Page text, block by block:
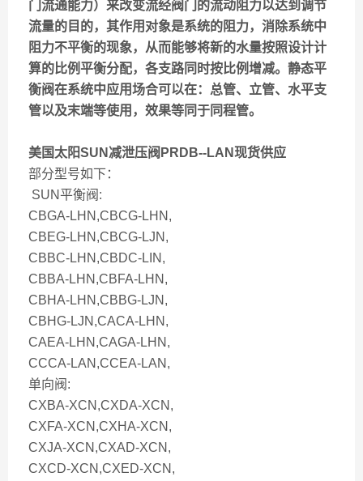
门流通能力）来改变流经阀门的流动阻力以达到调节
流量的目的，其作用对象是系统的阻力，消除系统中
阻力不平衡的现象，从而能够将新的水量按照设计计
算的比例平衡分配，各支路同时按比例增减。静态平
衡阀在系统中应用场合可以在：总管、立管、水平支
管以及末端等使用，效果等同于同程管。
美国太阳SUN减泄压阀PRDB--LAN现货供应
部分型号如下：
SUN平衡阀:
CBGA-LHN,CBCG-LHN,
CBEG-LHN,CBCG-LJN,
CBBC-LHN,CBDC-LIN,
CBBA-LHN,CBFA-LHN,
CBHA-LHN,CBBG-LJN,
CBHG-LJN,CACA-LHN,
CAEA-LHN,CAGA-LHN,
CCCA-LAN,CCEA-LAN,
单向阀:
CXBA-XCN,CXDA-XCN,
CXFA-XCN,CXHA-XCN,
CXJA-XCN,CXAD-XCN,
CXCD-XCN,CXED-XCN,